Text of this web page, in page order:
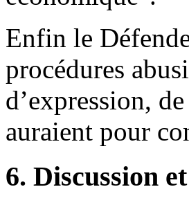
Enfin le
procédures
d’expression,
auraient pour
6. Discussion